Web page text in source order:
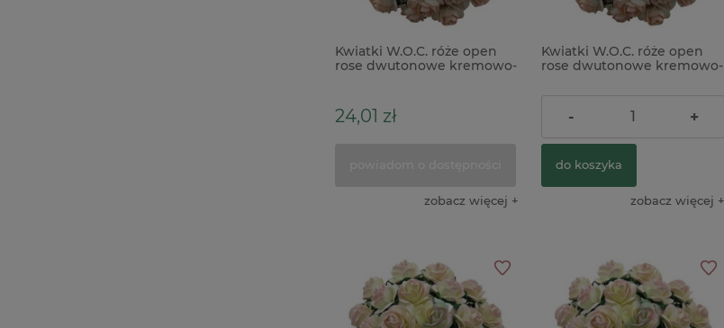
Kwiatki W.O.C. róże open
rose dwutonowe kremowo-
24,01 zł
zobacz więcej
Kwiatki W.O.C. róże open
rose dwutonowe kremowo-
16,90 zł
- +
do koszyka
zobacz więcej